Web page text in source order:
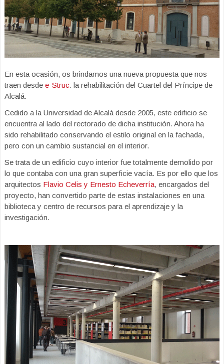
En esta ocasión, os brindamos una nueva propuesta que nos
traen desde e-Struc: la rehabilitación del Cuartel del Príncipe de
Alcalá.
Cedido a la Universidad de Alcalá desde 2005, este edificio se
encuentra al lado del rectorado de dicha institución. Ahora ha
sido rehabilitado conservando el estilo original en la fachada,
pero con un cambio sustancial en el interior.
Se trata de un edificio cuyo interior fue totalmente demolido por
lo que contaba con una gran superficie vacía. Es por ello que los
arquitectos Flavio Celis y Ernesto Echeverría, encargados del
proyecto, han convertido parte de estas instalaciones en una
biblioteca y centro de recursos para el aprendizaje y la
investigación.